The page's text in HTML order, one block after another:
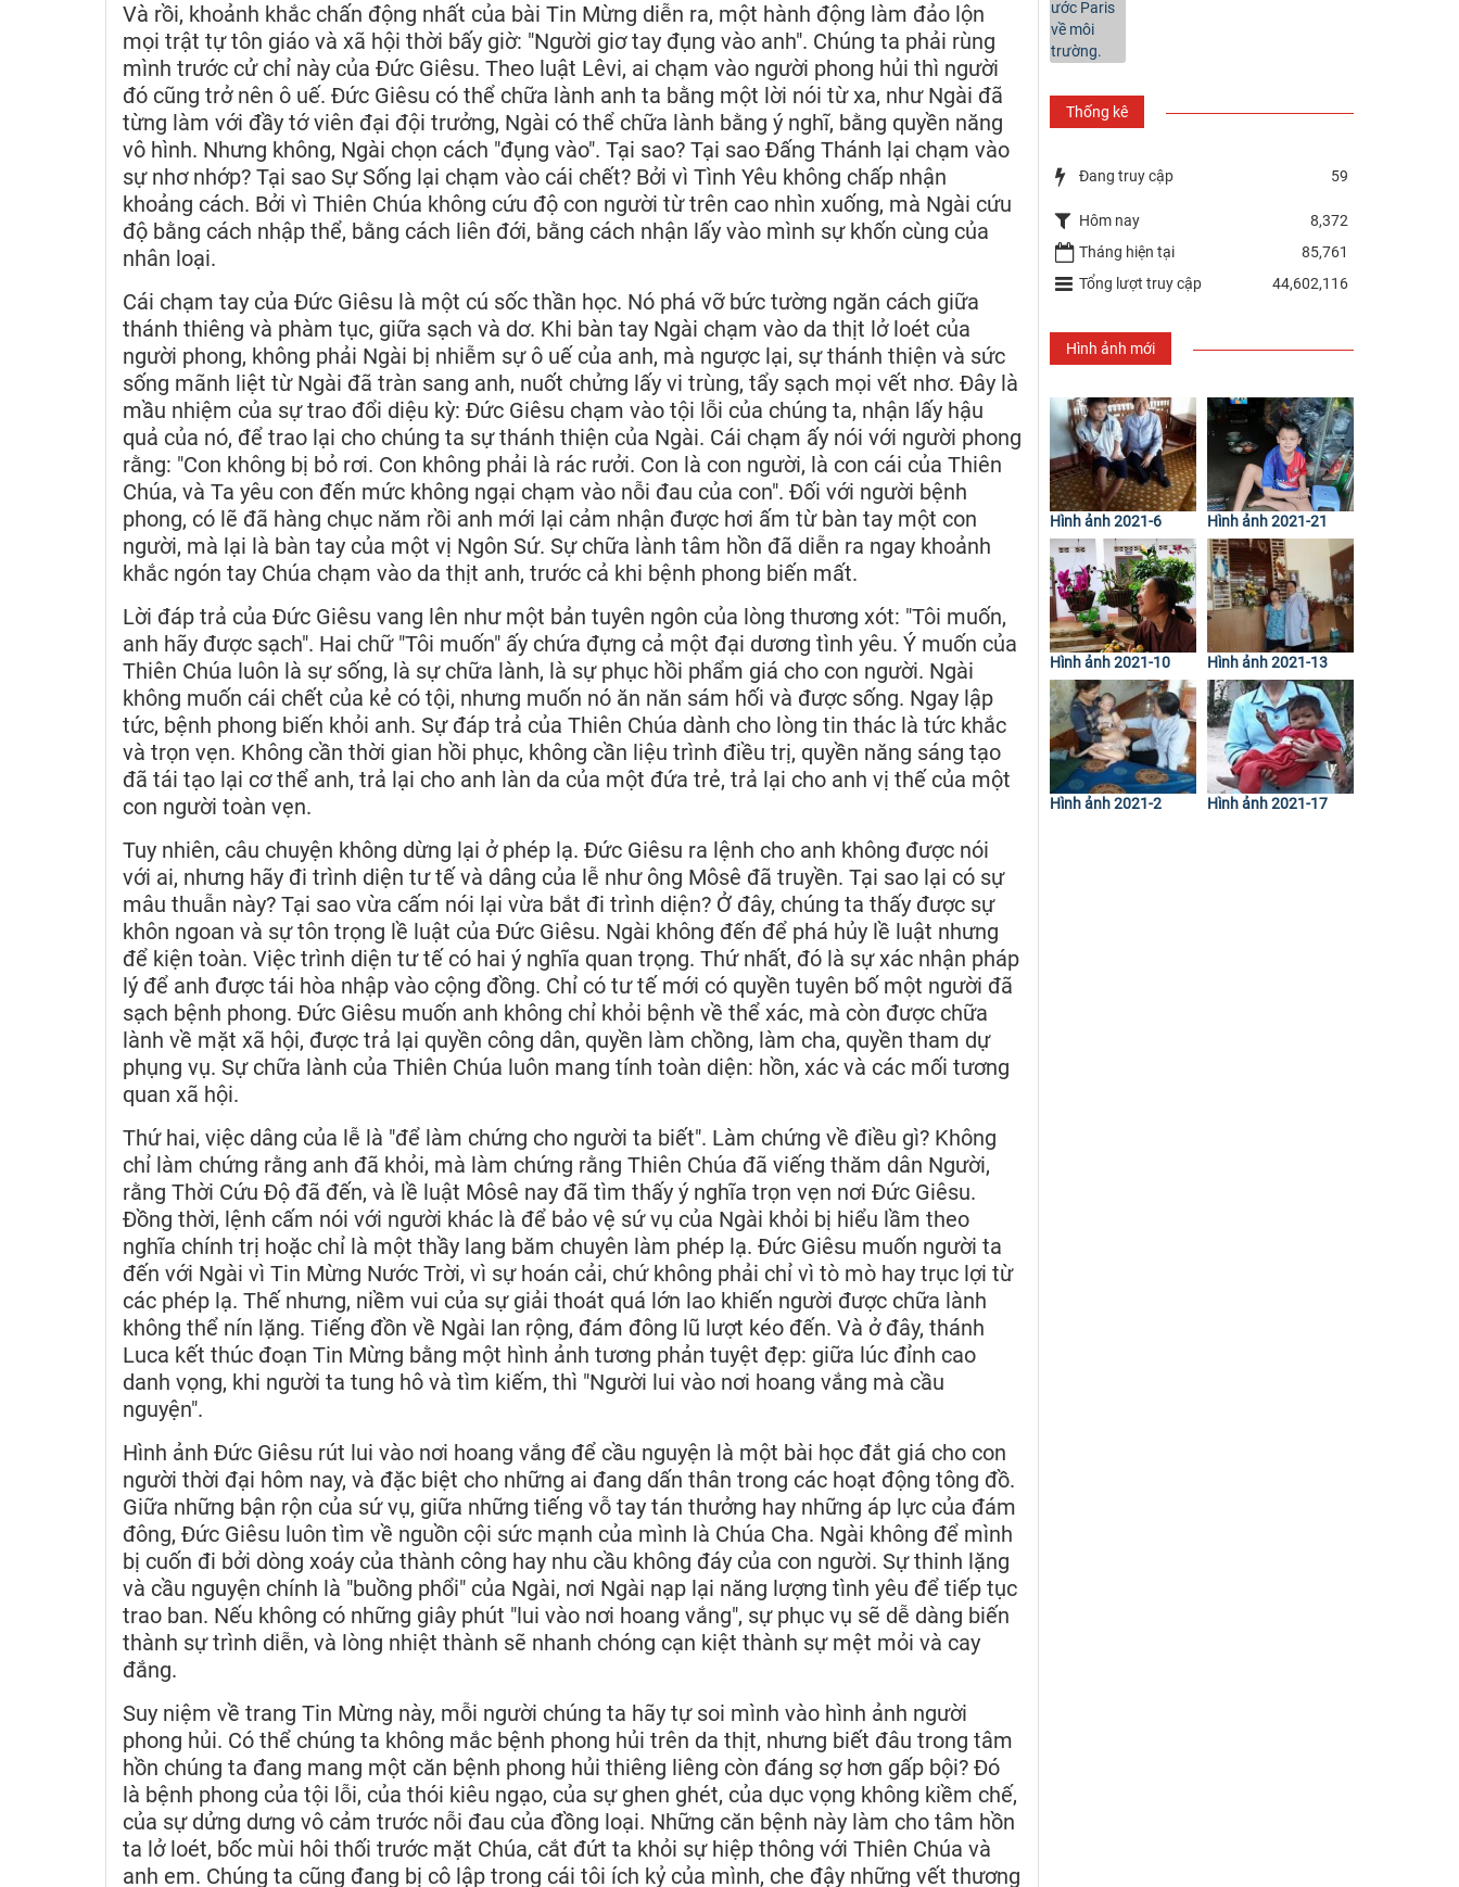
Và rồi, khoảnh khắc chấn động nhất của bài Tin Mừng diễn ra, một hành động làm đảo lộn
mọi trật tự tôn giáo và xã hội thời bấy giờ: "Người giơ tay đụng vào anh". Chúng ta phải rùng
mình trước cử chỉ này của Đức Giêsu. Theo luật Lêvi, ai chạm vào người phong hủi thì người
đó cũng trở nên ô uế. Đức Giêsu có thể chữa lành anh ta bằng một lời nói từ xa, như Ngài đã
từng làm với đầy tớ viên đại đội trưởng, Ngài có thể chữa lành bằng ý nghĩ, bằng quyền năng
vô hình. Nhưng không, Ngài chọn cách "đụng vào". Tại sao? Tại sao Đấng Thánh lại chạm vào
sự nhơ nhớp? Tại sao Sự Sống lại chạm vào cái chết? Bởi vì Tình Yêu không chấp nhận
khoảng cách. Bởi vì Thiên Chúa không cứu độ con người từ trên cao nhìn xuống, mà Ngài cứu
độ bằng cách nhập thể, bằng cách liên đới, bằng cách nhận lấy vào mình sự khốn cùng của
nhân loại.
Cái chạm tay của Đức Giêsu là một cú sốc thần học. Nó phá vỡ bức tường ngăn cách giữa
thánh thiêng và phàm tục, giữa sạch và dơ. Khi bàn tay Ngài chạm vào da thịt lở loét của
người phong, không phải Ngài bị nhiễm sự ô uế của anh, mà ngược lại, sự thánh thiện và sức
sống mãnh liệt từ Ngài đã tràn sang anh, nuốt chửng lấy vi trùng, tẩy sạch mọi vết nhơ. Đây là
mầu nhiệm của sự trao đổi diệu kỳ: Đức Giêsu chạm vào tội lỗi của chúng ta, nhận lấy hậu
quả của nó, để trao lại cho chúng ta sự thánh thiện của Ngài. Cái chạm ấy nói với người phong
rằng: "Con không bị bỏ rơi. Con không phải là rác rưởi. Con là con người, là con cái của Thiên
Chúa, và Ta yêu con đến mức không ngại chạm vào nỗi đau của con". Đối với người bệnh
phong, có lẽ đã hàng chục năm rồi anh mới lại cảm nhận được hơi ấm từ bàn tay một con
người, mà lại là bàn tay của một vị Ngôn Sứ. Sự chữa lành tâm hồn đã diễn ra ngay khoảnh
khắc ngón tay Chúa chạm vào da thịt anh, trước cả khi bệnh phong biến mất.
Lời đáp trả của Đức Giêsu vang lên như một bản tuyên ngôn của lòng thương xót: "Tôi muốn,
anh hãy được sạch". Hai chữ "Tôi muốn" ấy chứa đựng cả một đại dương tình yêu. Ý muốn của
Thiên Chúa luôn là sự sống, là sự chữa lành, là sự phục hồi phẩm giá cho con người. Ngài
không muốn cái chết của kẻ có tội, nhưng muốn nó ăn năn sám hối và được sống. Ngay lập
tức, bệnh phong biến khỏi anh. Sự đáp trả của Thiên Chúa dành cho lòng tin thác là tức khắc
và trọn vẹn. Không cần thời gian hồi phục, không cần liệu trình điều trị, quyền năng sáng tạo
đã tái tạo lại cơ thể anh, trả lại cho anh làn da của một đứa trẻ, trả lại cho anh vị thế của một
con người toàn vẹn.
Tuy nhiên, câu chuyện không dừng lại ở phép lạ. Đức Giêsu ra lệnh cho anh không được nói
với ai, nhưng hãy đi trình diện tư tế và dâng của lễ như ông Môsê đã truyền. Tại sao lại có sự
mâu thuẫn này? Tại sao vừa cấm nói lại vừa bắt đi trình diện? Ở đây, chúng ta thấy được sự
khôn ngoan và sự tôn trọng lề luật của Đức Giêsu. Ngài không đến để phá hủy lề luật nhưng
để kiện toàn. Việc trình diện tư tế có hai ý nghĩa quan trọng. Thứ nhất, đó là sự xác nhận pháp
lý để anh được tái hòa nhập vào cộng đồng. Chỉ có tư tế mới có quyền tuyên bố một người đã
sạch bệnh phong. Đức Giêsu muốn anh không chỉ khỏi bệnh về thể xác, mà còn được chữa
lành về mặt xã hội, được trả lại quyền công dân, quyền làm chồng, làm cha, quyền tham dự
phụng vụ. Sự chữa lành của Thiên Chúa luôn mang tính toàn diện: hồn, xác và các mối tương
quan xã hội.
Thứ hai, việc dâng của lễ là "để làm chứng cho người ta biết". Làm chứng về điều gì? Không
chỉ làm chứng rằng anh đã khỏi, mà làm chứng rằng Thiên Chúa đã viếng thăm dân Người,
rằng Thời Cứu Độ đã đến, và lề luật Môsê nay đã tìm thấy ý nghĩa trọn vẹn nơi Đức Giêsu.
Đồng thời, lệnh cấm nói với người khác là để bảo vệ sứ vụ của Ngài khỏi bị hiểu lầm theo
nghĩa chính trị hoặc chỉ là một thầy lang băm chuyên làm phép lạ. Đức Giêsu muốn người ta
đến với Ngài vì Tin Mừng Nước Trời, vì sự hoán cải, chứ không phải chỉ vì tò mò hay trục lợi từ
các phép lạ. Thế nhưng, niềm vui của sự giải thoát quá lớn lao khiến người được chữa lành
không thể nín lặng. Tiếng đồn về Ngài lan rộng, đám đông lũ lượt kéo đến. Và ở đây, thánh
Luca kết thúc đoạn Tin Mừng bằng một hình ảnh tương phản tuyệt đẹp: giữa lúc đỉnh cao
danh vọng, khi người ta tung hô và tìm kiếm, thì "Người lui vào nơi hoang vắng mà cầu
nguyện".
Hình ảnh Đức Giêsu rút lui vào nơi hoang vắng để cầu nguyện là một bài học đắt giá cho con
người thời đại hôm nay, và đặc biệt cho những ai đang dấn thân trong các hoạt động tông đồ.
Giữa những bận rộn của sứ vụ, giữa những tiếng vỗ tay tán thưởng hay những áp lực của đám
đông, Đức Giêsu luôn tìm về nguồn cội sức mạnh của mình là Chúa Cha. Ngài không để mình
bị cuốn đi bởi dòng xoáy của thành công hay nhu cầu không đáy của con người. Sự thinh lặng
và cầu nguyện chính là "buồng phổi" của Ngài, nơi Ngài nạp lại năng lượng tình yêu để tiếp tục
trao ban. Nếu không có những giây phút "lui vào nơi hoang vắng", sự phục vụ sẽ dễ dàng biến
thành sự trình diễn, và lòng nhiệt thành sẽ nhanh chóng cạn kiệt thành sự mệt mỏi và cay
đắng.
Suy niệm về trang Tin Mừng này, mỗi người chúng ta hãy tự soi mình vào hình ảnh người
phong hủi. Có thể chúng ta không mắc bệnh phong hủi trên da thịt, nhưng biết đâu trong tâm
hồn chúng ta đang mang một căn bệnh phong hủi thiêng liêng còn đáng sợ hơn gấp bội? Đó
là bệnh phong của tội lỗi, của thói kiêu ngạo, của sự ghen ghét, của dục vọng không kiềm chế,
của sự dửng dưng vô cảm trước nỗi đau của đồng loại. Những căn bệnh này làm cho tâm hồn
ta lở loét, bốc mùi hôi thối trước mặt Chúa, cắt đứt ta khỏi sự hiệp thông với Thiên Chúa và
anh em. Chúng ta cũng đang bị cô lập trong cái tôi ích kỷ của mình, che đậy những vết thương
Thống kê
Đang truy cập 59
Hôm nay
8,372
Tháng hiện tại
85,761
Tổng lượt truy cập
44,602,116
Hình ảnh mới
Hình ảnh 2021-6 Hình ảnh 2021-21
Hình ảnh 2021-10 Hình ảnh 2021-13
Hình ảnh 2021-2 Hình ảnh 2021-17